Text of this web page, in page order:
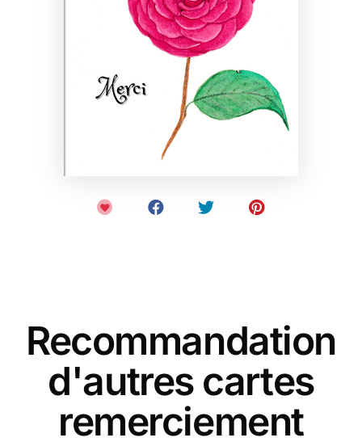
Recommandation
d'autres cartes
remerciement